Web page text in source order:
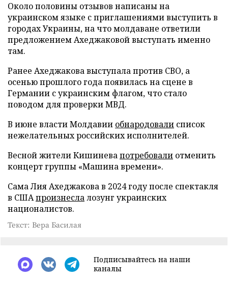
Около половины отзывов написаны на
украинском языке с приглашениями выступить в
городах Украины, на что молдаване ответили
предложением Ахеджаковой выступать именно
там.
Ранее Ахеджакова выступала против СВО, а
осенью прошлого года появилась на сцене в
Германии с украинским флагом, что стало
поводом для проверки МВД.
В июне власти Молдавии обнародовали список
нежелательных российских исполнителей.
Весной жители Кишиневапотребовали отменить
концерт группы «Машина времени».
Сама Лия Ахеджакова в 2024 году после спектакля
в СШАпроизнеслалозунг украинских
националистов.
Текст: Вера Басилая
Подписывайтесь на наши
каналы